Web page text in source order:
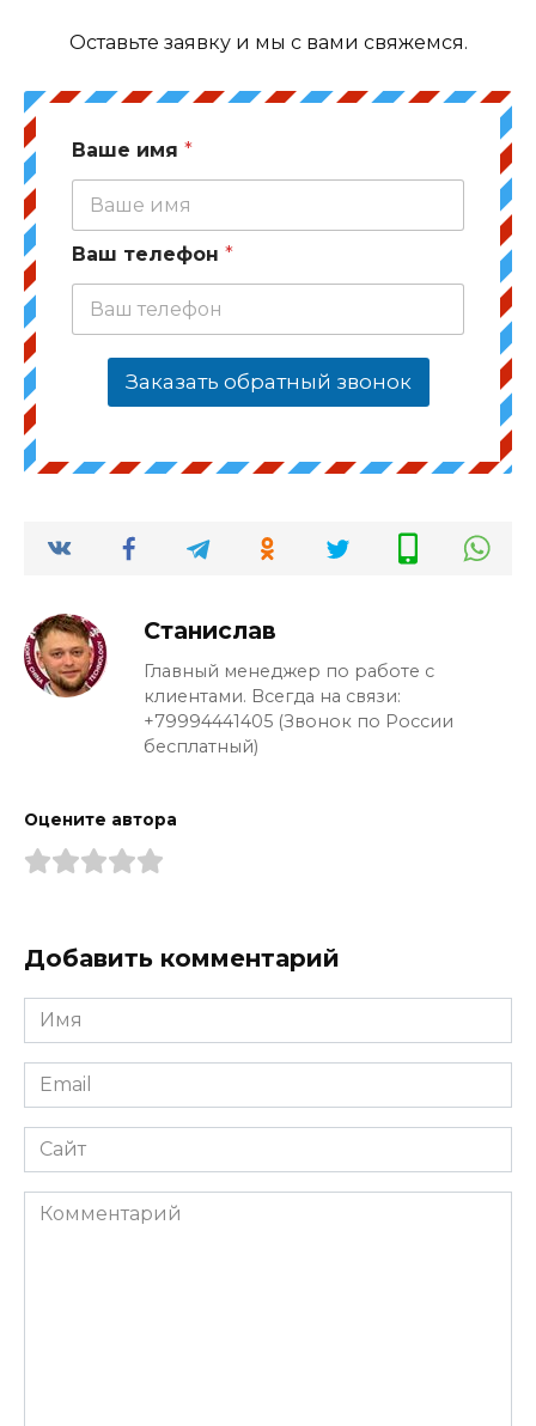
Оставьте заявку и мы с вами свяжемся.
Ваше имя *
Ваш телефон *
Заказать обратный звонок
Станислав
Главный менеджер по работе с
клиентами. Всегда на связи:
+79994441405 (Звонок по России
бесплатный)
Оцените автора
Добавить комментарий
Имя
*
Email
*
Сайт
Комментарий